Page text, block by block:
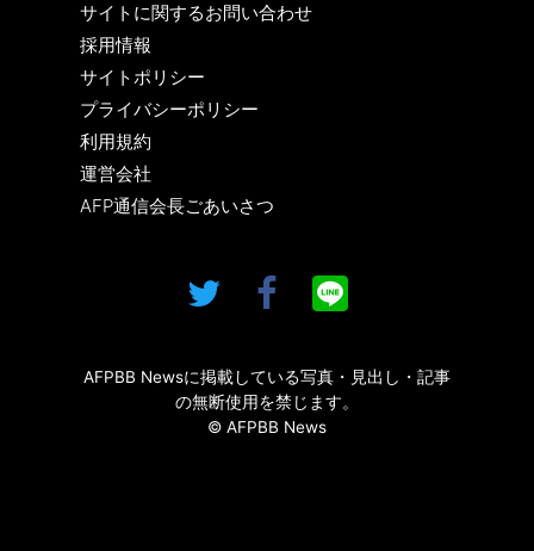
サイトに関するお問い合わせ
採用情報
サイトポリシー
プライバシーポリシー
利用規約
運営会社
AFP通信会長ごあいさつ
AFPBB Newsに掲載している写真・見出し・記事
の無断使用を禁じます。
© AFPBB News